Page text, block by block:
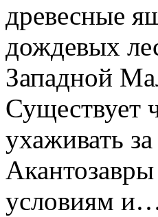
древесные
дождевых
Западной
Существует
ухаживать
условиям